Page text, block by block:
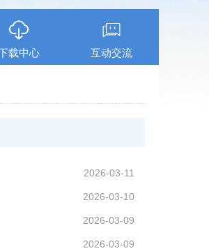
载中心 互动交流
2026-03-11
2026-03-10
2026-03-09
2026-03-09